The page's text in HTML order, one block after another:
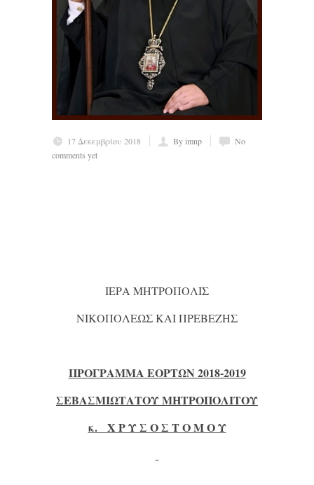
17 Δεκεμβρίου 2018 By imnp
No
comments yet
ΙΕΡΑ ΜΗΤΡΟΠΟΛΙΣ
ΝΙΚΟΠΟΛΕΩΣ ΚΑΙ ΠΡΕΒΕΖΗΣ
ΠΡΟΓΡΑΜΜΑ ΕΟΡΤΩΝ 2018-2019
ΣΕΒΑΣΜΙΩΤΑΤΟΥ ΜΗΤΡΟΠΟΛΙΤΟΥ
κ. Χ Ρ Υ Σ Ο Σ Τ Ο Μ Ο Υ